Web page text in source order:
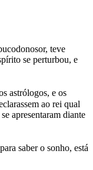
teve
se perturbou, e
astrólogos, e os
ao rei qual
apresentaram diante
saber o sonho, está